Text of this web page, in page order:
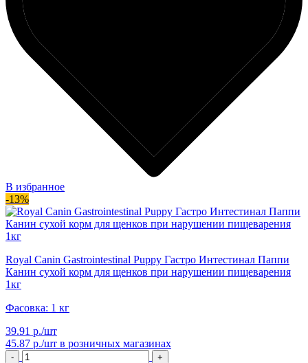
В избранное
-13%
Royal Canin Gastrointestinal Puppy Гастро Интестинал Паппи
Канин сухой корм для щенков при нарушении пищеварения
1кг
Фасовка: 1 кг
39.91 р./шт
45.87 р./шт в розничных магазинах
-
+